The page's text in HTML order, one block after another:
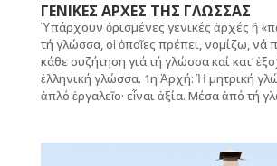
ΓΕΝΙΚΕΣ ΑΡΧΕΣ ΤΗΣ ΓΛΩΣΣΑΣ
Ὑπάρχουν ὁρισμένες γενικές ἀρχές ἤ
τή γλώσσα, οἱ ὁποῖες πρέπει, νομίζω, νά
κάθε συζήτηση γιά τή γλώσσα καί κατ’
ἑλληνική γλώσσα. 1η Ἀρχή: Ἡ μητρική
ἁπλό ἐργαλεῖο· εἶναι ἀξία. Μέσα ἀπό τή